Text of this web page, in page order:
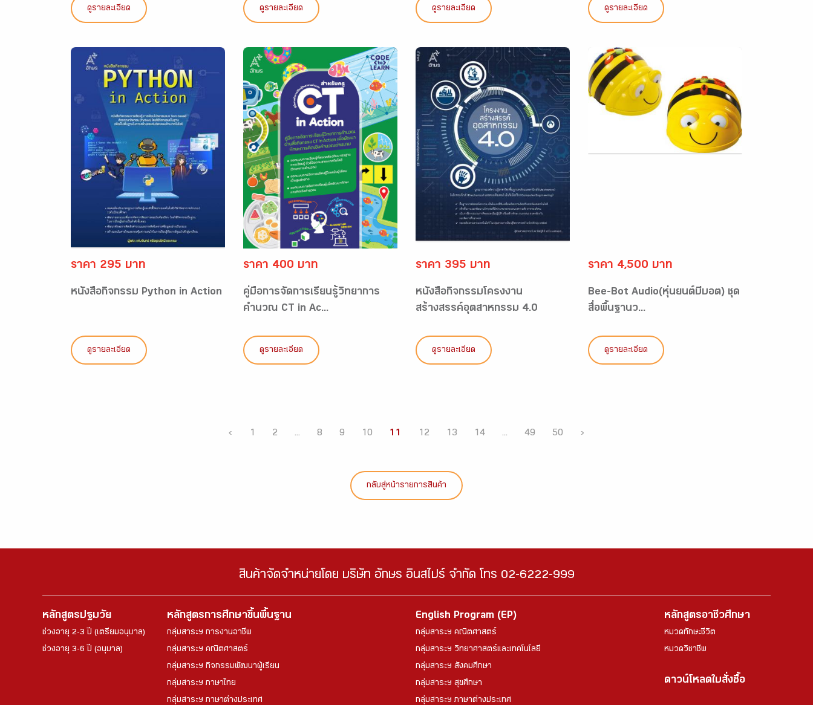
ดูรายละเอียด ดูรายละเอียด ดูรายละเอียด ดูรายละเอียด
ราคา 295 บาท
หนังสือกิจกรรม Python in Action
ดูรายละเอียด
ราคา 400 บาท
คู่มือการจัดการเรียนรู้วิทยาการ
คำนวณ CT in Ac...
ดูรายละเอียด
ราคา 395 บาท
หนังสือกิจกรรมโครงงาน
สร้างสรรค์อุตสาหกรรม 4.0
ดูรายละเอียด
ราคา 4,500 บาท
Bee-Bot Audio(หุ่นยนต์บีบอต) ชุด
สื่อพื้นฐานว...
ดูรายละเอียด
‹ 1 2 ... 8 9 10 11 12 13 14 ... 49 50 ›
กลับสู่หน้ารายการสินค้า
สินค้าจัดจำหน่ายโดย บริษัท อักษร อินสไปร์ จำกัด โทร 02-6222-999
หลักสูตรปฐมวัย
ช่วงอายุ 2-3 ปี (เตรียมอนุบาล)
ช่วงอายุ 3-6 ปี (อนุบาล)
หลักสูตรการศึกษาขึ้นพื้นฐาน
กลุ่มสาระฯ การงานอาชีพ
กลุ่มสาระฯ คณิตศาสตร์
กลุ่มสาระฯ กิจกรรมพัฒนาผู้เรียน
กลุ่มสาระฯ ภาษาไทย
กลุ่มสาระฯ ภาษาต่างประเทศ
English Program (EP)
กลุ่มสาระฯ คณิตศาสตร์
กลุ่มสาระฯ วิทยาศาสตร์และเทคโนโลยี
กลุ่มสาระฯ สังคมศึกษา
กลุ่มสาระฯ สุขศึกษา
กลุ่มสาระฯ ภาษาต่างประเทศ
หลักสูตรอาชีวศึกษา
หมวดทักษะชีวิต
หมวดวิชาชีพ
ดาวน์โหลดใบสั่งซื้อ